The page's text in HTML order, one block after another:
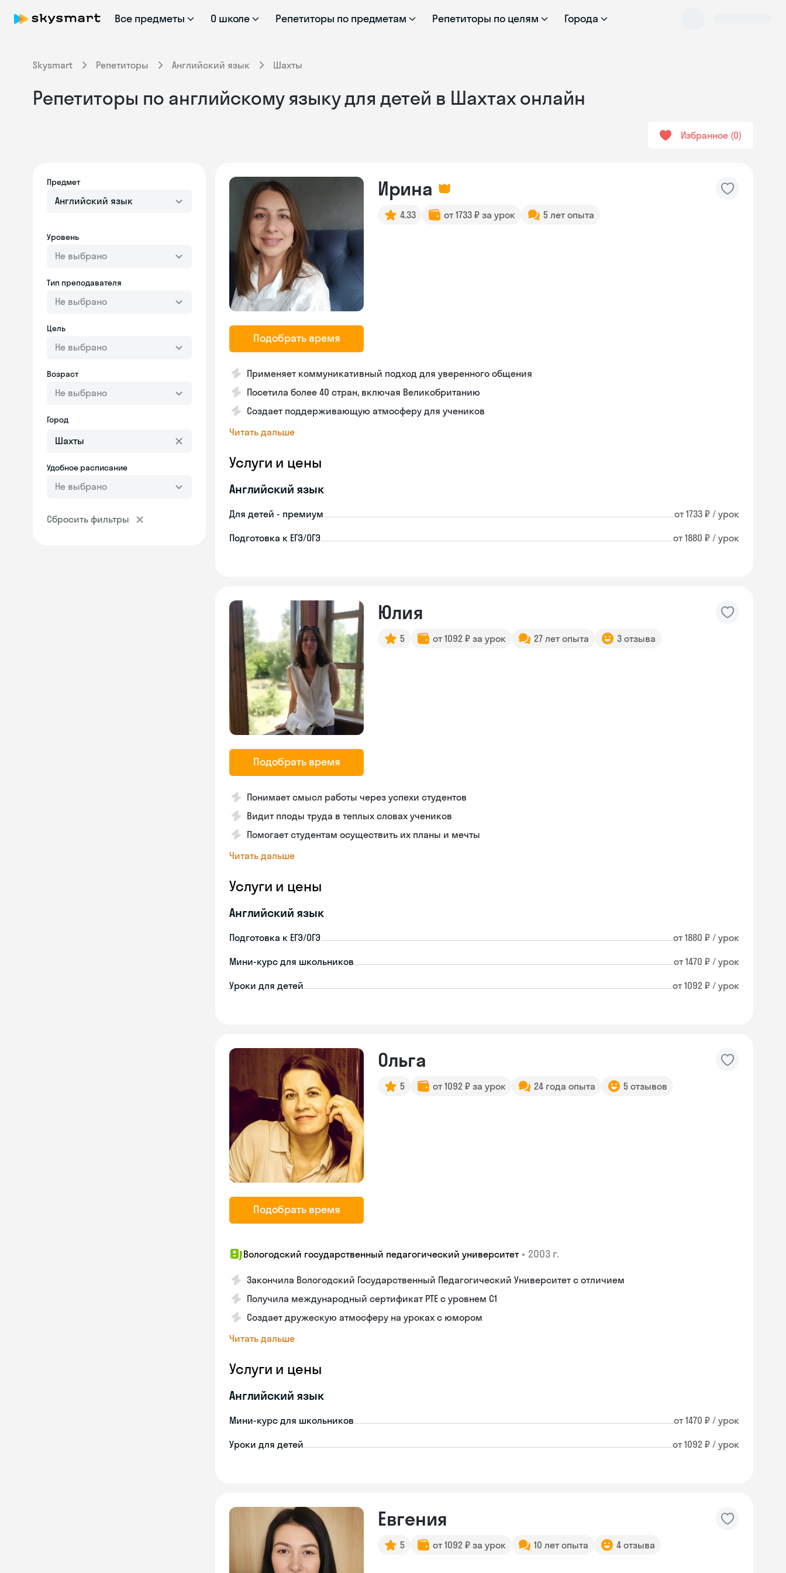
Все предметы О школе Репетиторы по предметам Репетиторы по целям Города
Skysmart Репетиторы Английский язык Шахты
Репетиторы по английскому языку для детей в Шахтах онлайн
Избранное 0
Предмет
Английский язык
Уровень
Не выбрано
Тип преподавателя
Не выбрано
Цель
Не выбрано
Возраст
Не выбрано
Город
Удобное расписание
Не выбрано
Сбросить фильтры
Подобрать время
Ирина
4.33 от 1733 ₽ за урок 5 лет опыта
Применяет коммуникативный подход для уверенного общения
Посетила более 40 стран, включая Великобританию
Создает поддерживающую атмосферу для учеников
Читать дальше
Услуги и цены
Английский язык
Для детей - премиум от 1733 ₽ / урок
Подготовка к ЕГЭ/ОГЭ от 1880 ₽ / урок
Подобрать время
Юлия
5 от 1092 ₽ за урок 27 лет опыта 3 отзыва
Понимает смысл работы через успехи студентов
Видит плоды труда в теплых словах учеников
Помогает студентам осуществить их планы и мечты
Читать дальше
Услуги и цены
Английский язык
Подготовка к ЕГЭ/ОГЭ от 1880 ₽ / урок
Мини-курс для школьников от 1470 ₽ / урок
Уроки для детей от 1092 ₽ / урок
Подобрать время
Ольга
5 от 1092 ₽ за урок 24 года опыта 5 отзывов
Вологодский государственный педагогический университет • 2003 г.
Закончила Вологодский Государственный Педагогический Университет с отличием
Получила международный сертификат PTE с уровнем C1
Создает дружескую атмосферу на уроках с юмором
Читать дальше
Услуги и цены
Английский язык
Мини-курс для школьников от 1470 ₽ / урок
Уроки для детей от 1092 ₽ / урок
Евгения
5 от 1092 ₽ за урок 10 лет опыта 4 отзыва